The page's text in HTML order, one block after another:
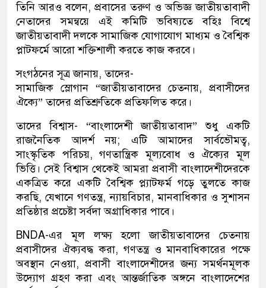
তিনি আরও বলেন, প্রবাসের তরুণ ও অভিজ্ঞ জাতীয়তাবাদী
নেতাদের সমন্বয়ে এই কমিটি ভবিষ্যতে বহিঃ বিশ্বে
জাতীয়তাবাদী দলকে সামাজিক যোগাযোগ মাধ্যম ও বৈশ্বিক
প্লাটফর্মে আরো শক্তিশালী করতে কাজ করবে।
সংগঠনের সূত্র জানায়, তাদের-
সামাজিক স্লোগান “জাতীয়তাবাদের চেতনায়, প্রবাসীদের
ঐক্যে” তাদের প্রতিশ্রুতিকে প্রতিফলিত করে।
তাদের বিশ্বাস- “বাংলাদেশী জাতীয়তাবাদ” শুধু একটি
রাজনৈতিক আদর্শ নয়; এটি আমাদের সার্বভৌমত্ব,
সাংস্কৃতিক পরিচয়, গণতান্ত্রিক মূল্যবোধ ও ঐক্যের মূল
ভিত্তি। সেই বিশ্বাস থেকেই আমরা প্রবাসী বাংলাদেশীদেরকে
একত্রিত করে একটি বৈশ্বিক প্ল্যাটফর্ম গড়ে তুলতে কাজ
করছি, যেখানে গণতন্ত্র, ন্যায়বিচার, মানবাধিকার ও সুশাসন
প্রতিষ্ঠার প্রচেষ্টা সর্বদা অগ্রাধিকার পাবে।
BNDA-এর মূল লক্ষ্য হলো জাতীয়তাবাদের চেতনায়
প্রবাসীদের ঐক্যবদ্ধ করা, গণতন্ত্র ও মানবাধিকারের পক্ষে
অবস্থান নেওয়া, প্রবাসী বাংলাদেশীদের জন্য সমর্থনমূলক
উদ্যোগ গ্রহণ করা এবং আন্তর্জাতিক অঙ্গনে বাংলাদেশের